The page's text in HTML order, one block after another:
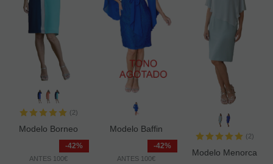
(2)
Modelo Borneo
-42%
ANTES 100€
Modelo Baffin
-42%
ANTES 100€
(2)
Modelo Menorca